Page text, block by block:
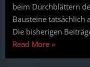
beim Durchblättern
Bausteine tatsächlich
Die bisherigen
Read More“Geklemmte
Astronomie
»